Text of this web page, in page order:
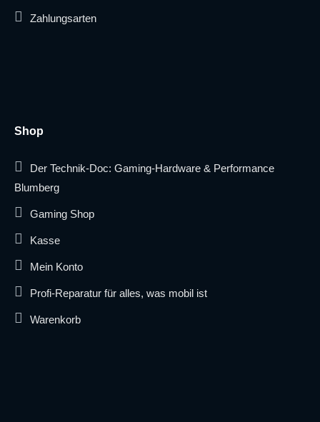
Zahlungsarten
Shop
Der Technik-Doc: Gaming-Hardware & Performance
Blumberg
Gaming Shop
Kasse
Mein Konto
Profi-Reparatur für alles, was mobil ist
Warenkorb